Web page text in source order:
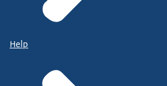
Help